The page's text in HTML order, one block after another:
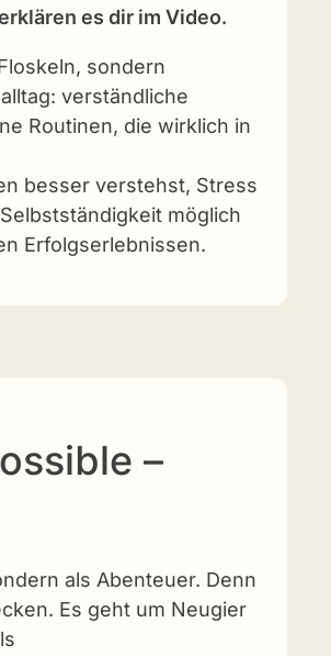
es dir im Video.
sondern
verständliche
Routinen, die wirklich in
besser verstehst, Stress
möglich
Erfolgserlebnissen.
–
als Abenteuer. Denn
Es geht um Neugier